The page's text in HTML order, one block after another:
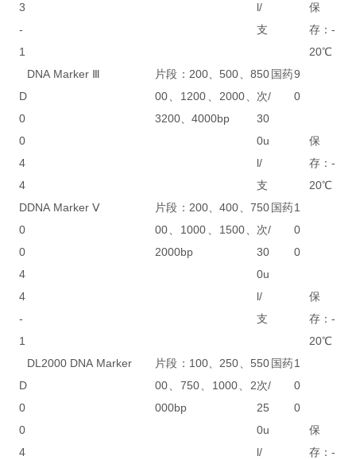
3
-
1
l/
支
保
存：-
20℃
D
0
0
4
4
DNA Marker Ⅲ
片段：200、500、8
00、1200、2000、
3200、4000bp
50
次/
30
0u
l/
支
国药9
0
保
存：-
20℃
D
0
0
4
4
-
1
DNA Marker Ⅴ
片段：200、400、7
00、1000、1500、
2000bp
50
次/
30
0u
l/
支
国药1
0
0
保
存：-
20℃
D
0
0
4
DL2000 DNA Marker
片段：100、250、5
00、750、1000、2
000bp
50
次/
25
0u
l/
国药1
0
0
保
存：-